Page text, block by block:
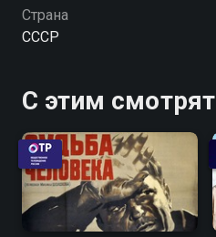
Страна
СССР
С этим смотрят